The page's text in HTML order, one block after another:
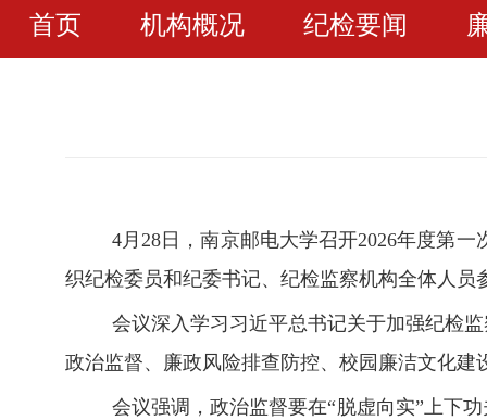
首页 机构概况 纪检要闻
4月28 日，南京邮电大学召开2026年度第一
织纪检委员和纪委书记、纪检监察机构全体人员
会议深入学习习近平总书记关于加强纪检
政治监督、廉政风险排查防控、校园廉洁文化建
会议强调，政治监督要在“脱虚向实”上下